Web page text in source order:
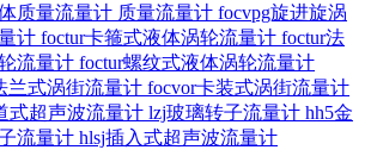
质量流量计 质量流量计 focvpg旋进旋涡
计 foctur卡箍式液体涡轮流量计 foctur法
流量计 foctur螺纹式液体涡轮流量计
兰式涡街流量计 focvor卡装式涡街流量计
式超声波流量计 lzj玻璃转子流量计 hh5金
流量计 hlsj插入式超声波流量计